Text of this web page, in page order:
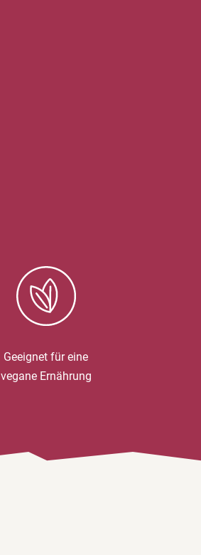
Geeignet für eine
vegane Ernährung